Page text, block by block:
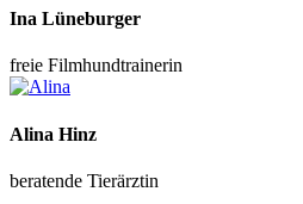
Ina Lüneburger
freie Filmhundtrainerin
Alina Hinz
beratende Tierärztin